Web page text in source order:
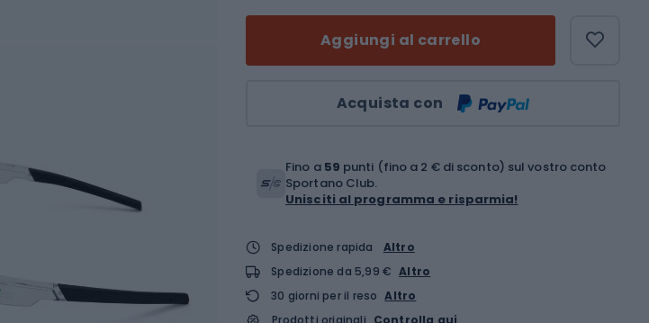
Aggiungi al carrello
Acquista con
Fino a 59 punti (fino a 2 € di sconto) sul vostro conto
Sportano Club.
Unisciti al programma e risparmia!
Spedizione rapida
Altro
Spedizione da 5,99 € Altro
30 giorni per il reso Altro
Prodotti originali Controlla qui